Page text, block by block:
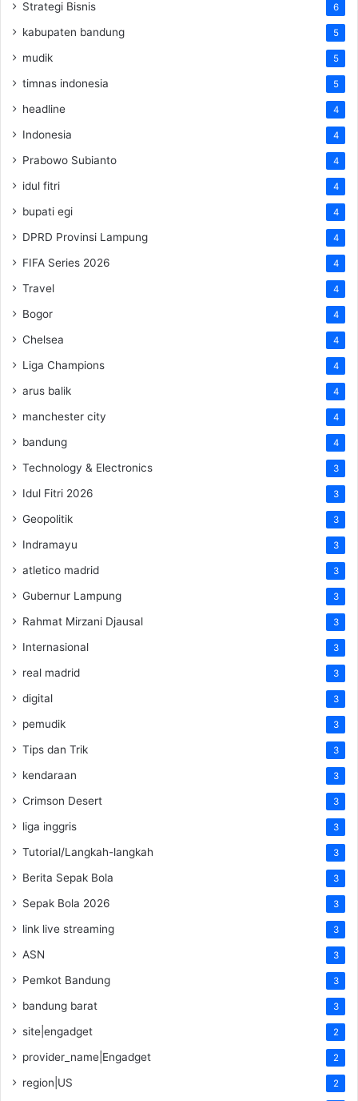
Strategi Bisnis 6
kabupaten bandung 5
mudik 5
timnas indonesia 5
headline 4
Indonesia 4
Prabowo Subianto 4
idul fitri 4
bupati egi 4
DPRD Provinsi Lampung 4
FIFA Series 2026 4
Travel 4
Bogor 4
Chelsea 4
Liga Champions 4
arus balik 4
manchester city 4
bandung 4
Technology & Electronics 3
Idul Fitri 2026 3
Geopolitik 3
Indramayu 3
atletico madrid 3
Gubernur Lampung 3
Rahmat Mirzani Djausal 3
Internasional 3
real madrid 3
digital 3
pemudik 3
Tips dan Trik 3
kendaraan 3
Crimson Desert 3
liga inggris 3
Tutorial/Langkah-langkah 3
Berita Sepak Bola 3
Sepak Bola 2026 3
link live streaming 3
ASN 3
Pemkot Bandung 3
bandung barat 3
site|engadget 2
provider_name|Engadget 2
region|US 2